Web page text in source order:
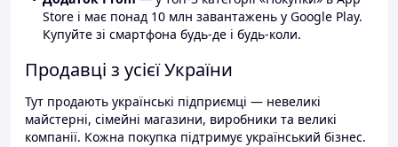
Store і має понад 10 млн завантажень у Google Play.
Купуйте зі смартфона будь-де і будь-коли.
Продавці з усієї України
Тут продають українські підприємці — невеликі
майстерні, сімейні магазини, виробники та великі
компанії. Кожна покупка підтримує український бізнес.